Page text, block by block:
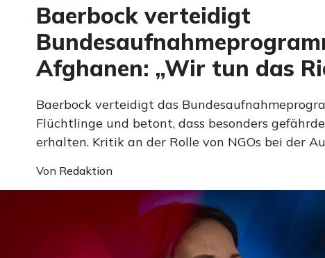
Baerbock verteidigt
Afghanen: „Wir tun das
Baerbock verteidigt das
Flüchtlinge und betont, dass besonders
erhalten. Kritik an der Rolle von NGOs bei der
Von Redaktion